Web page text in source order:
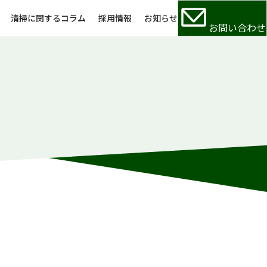
清掃に関するコラム 採用情報 お知らせ
お問い合わせ